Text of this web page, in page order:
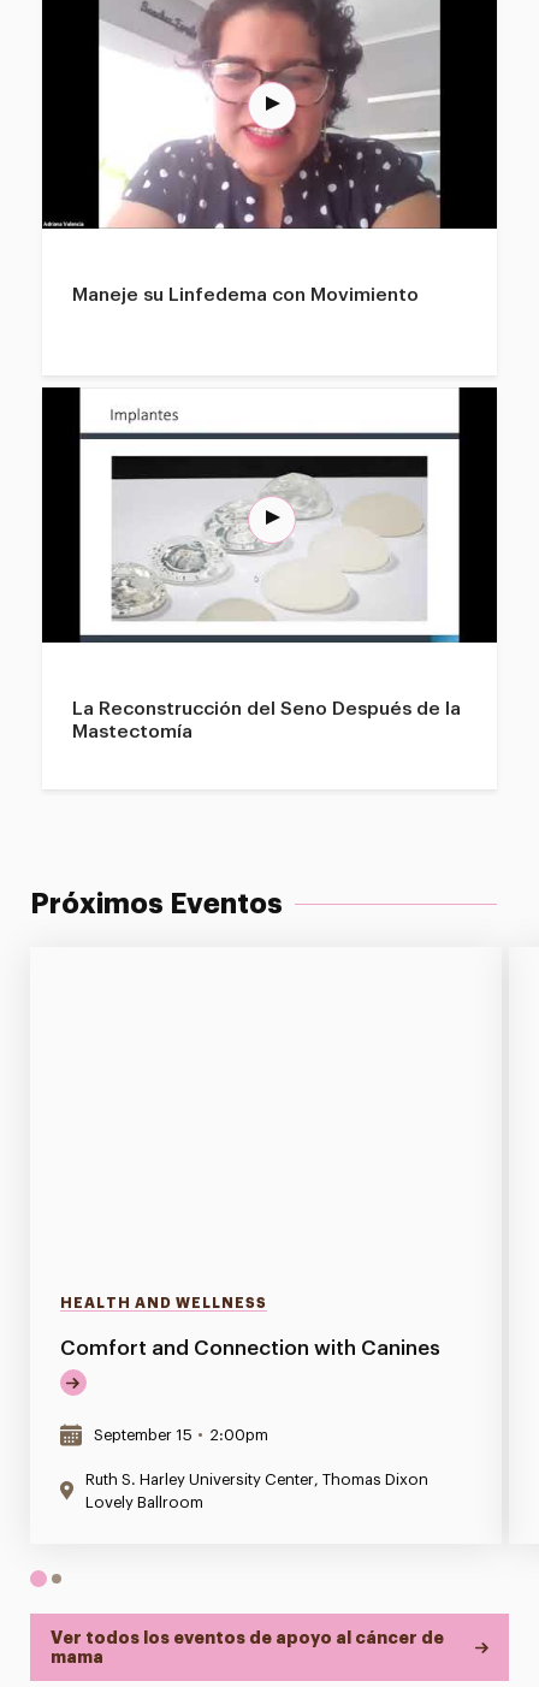
Maneje su Linfedema con Movimiento
La Reconstrucción del Seno Después de la
Mastectomía
Próximos Eventos
HEALTH AND WELLNESS
Comfort and Connection with Canines
September 15 • 2:00pm
Ruth S. Harley University Center, Thomas Dixon
Lovely Ballroom
1 2
Ver todos los eventos de apoyo al cáncer de
mama